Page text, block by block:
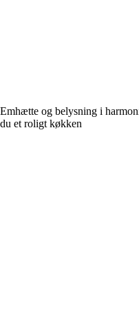
Emhætte og belysning i
du et roligt køkken